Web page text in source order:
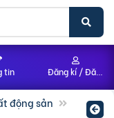
động sản
tin